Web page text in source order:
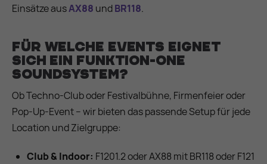
Einsätze ausAX88 undBR118.
Für welche Events eignet
sich ein Funktion-One
Soundsystem?
Ob Techno-Club oder Festivalbühne, Firmenfeier oder
Pop-Up-Event – wir bieten das passende Setup für jede
Location und Zielgruppe:
Club & Indoor: F1201.2 oder AX88 mit BR118 oder F121